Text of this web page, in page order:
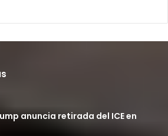
anuncia retirada del ICE en